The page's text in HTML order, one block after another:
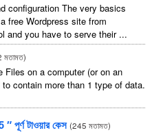
configuration The very basics
free Wordpress site from
and you have to serve their...
মতামত)
Files on a computer(or on an
to contain more than 1 type of data.
পূর্ণ টাওয়ার কেস (245 মতামত)